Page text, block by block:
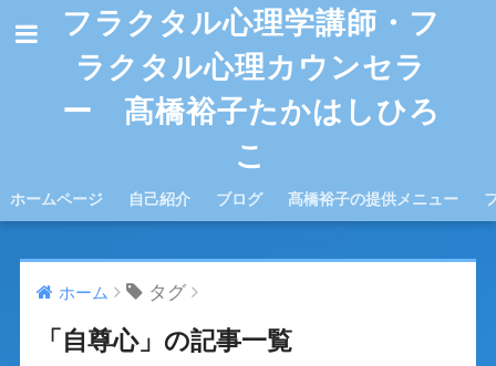
フラクタル心理学講師・フ
ラクタル心理カウンセラ
ー 髙橋裕子たかはしひろ
こ
ホームページ 自己紹介 ブログ 髙橋裕子の提供メニュー
ホーム タグ
「自尊心」の記事一覧